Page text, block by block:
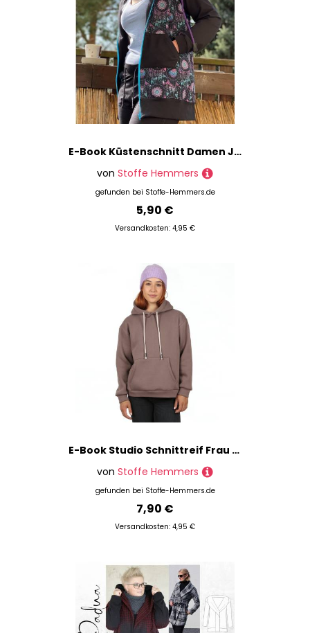
E-Book Küstenschnitt Damen Joggingjacke Lotta
von Stoffe Hemmers
gefunden bei Stoffe-Hemmers.de
5,90 €
Versandkosten: 4,95 €
E-Book Studio Schnittreif Frau Jona Damenhoodie
von Stoffe Hemmers
gefunden bei Stoffe-Hemmers.de
7,90 €
Versandkosten: 4,95 €